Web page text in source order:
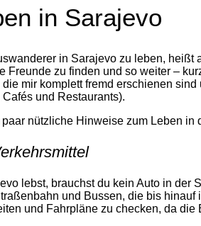
in Sarajevo
in Sarajevo zu leben,
Freunde zu finden und so weiter –
mir komplett fremd erschienen
und Restaurants).
nützliche Hinweise zum Leben in
lebst, brauchst du kein Auto in der
und Bussen, die bis
und Fahrpläne zu checken, da